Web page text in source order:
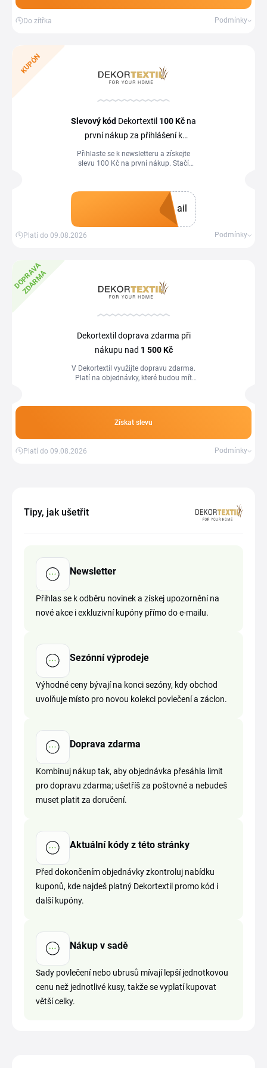
Do zítřka Podmínky
KUPÓN
Slevový kód Dekortextil 100 Kč na
první nákup za přihlášení k
newsletteru
Přihlaste se k newsletteru a získejte
slevu 100 Kč na první nákup. Stačí
a po úspěšném přihlášení obdržíte
uvítací slevový kupón, který uplatníte v
košíku. Kromě slevy budete pravidelně
dostávat také informace o nových
ail
Platí do 09.08.2026 Podmínky
D
O
P
R
A
V
A
Z
D
A
R
M
A
Dekortextil doprava zdarma při
nákupu nad 1 500 Kč
V Dekortextil využijte dopravu zdarma.
Platí na objednávky, které budou mít
Získat slevu
Platí do 09.08.2026 Podmínky
Tipy, jak ušetřit
Newsletter
Přihlas se k odběru novinek a získej upozornění na
nové akce i exkluzivní kupóny přímo do e-mailu.
Sezónní výprodeje
Výhodné ceny bývají na konci sezóny, kdy obchod
uvolňuje místo pro novou kolekci povlečení a záclon.
Doprava zdarma
Kombinuj nákup tak, aby objednávka přesáhla limit
pro dopravu zdarma; ušetříš za poštovné a nebudeš
muset platit za doručení.
Aktuální kódy z této stránky
Před dokončením objednávky zkontroluj nabídku
kuponů, kde najdeš platný Dekortextil promo kód i
další kupóny.
Nákup v sadě
Sady povlečení nebo ubrusů mívají lepší jednotkovou
cenu než jednotlivé kusy, takže se vyplatí kupovat
větší celky.